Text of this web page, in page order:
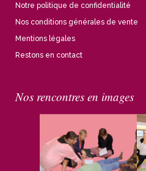
Notre politique de confidentialité
Nos conditions générales de vente
Mentions légales
Restons en contact
Nos rencontres en images